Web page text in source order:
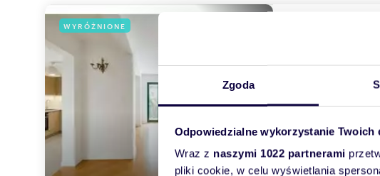
Zgoda
Odpowiedzialne wykorzystanie Twoich
Wraz z naszymi 1022 partnerami
pliki cookie, w celu wyświetlania
WYRÓŻNIONE
Przedstawiamy